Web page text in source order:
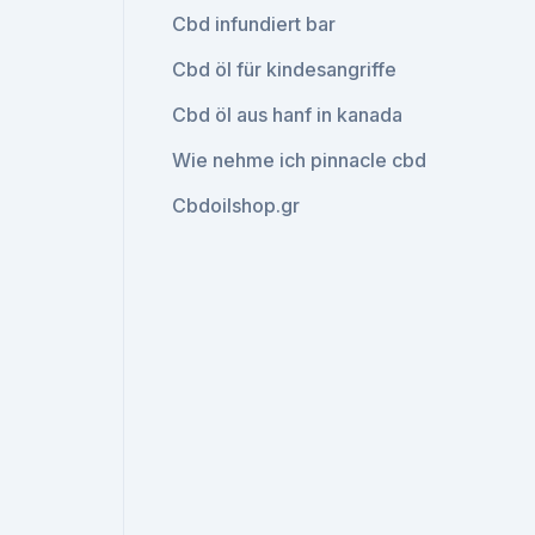
Cbd infundiert bar
Cbd öl für kindesangriffe
Cbd öl aus hanf in kanada
Wie nehme ich pinnacle cbd
Cbdoilshop.gr